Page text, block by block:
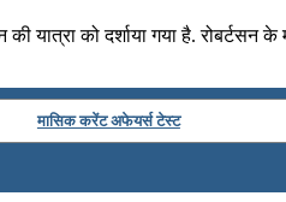
को दर्शाया गया है. रोबर्टसन
मासिक करेंट अफेयर्स टेस्ट